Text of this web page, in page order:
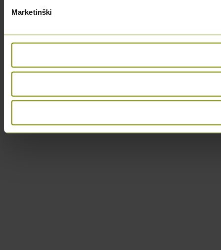
Marketinški